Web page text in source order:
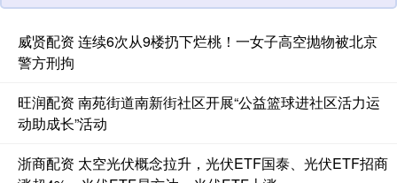
威贤配资 连续6次从9楼扔下烂桃！一女子高空抛物被北京
警方刑拘
旺润配资 南苑街道南新街社区开展“公益篮球进社区活力运
动助成长”活动
浙商配资 太空光伏概念拉升，光伏ETF国泰、光伏ETF招商